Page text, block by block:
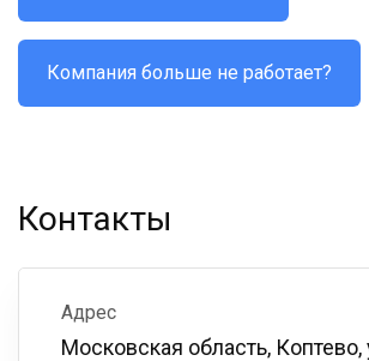
Компания больше не работает?
Контакты
Адрес
Московская область, Коптево,